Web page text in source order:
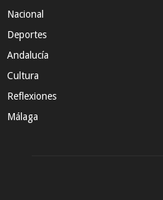
Nacional
Deportes
Andalucía
Cultura
Reflexiones
Málaga